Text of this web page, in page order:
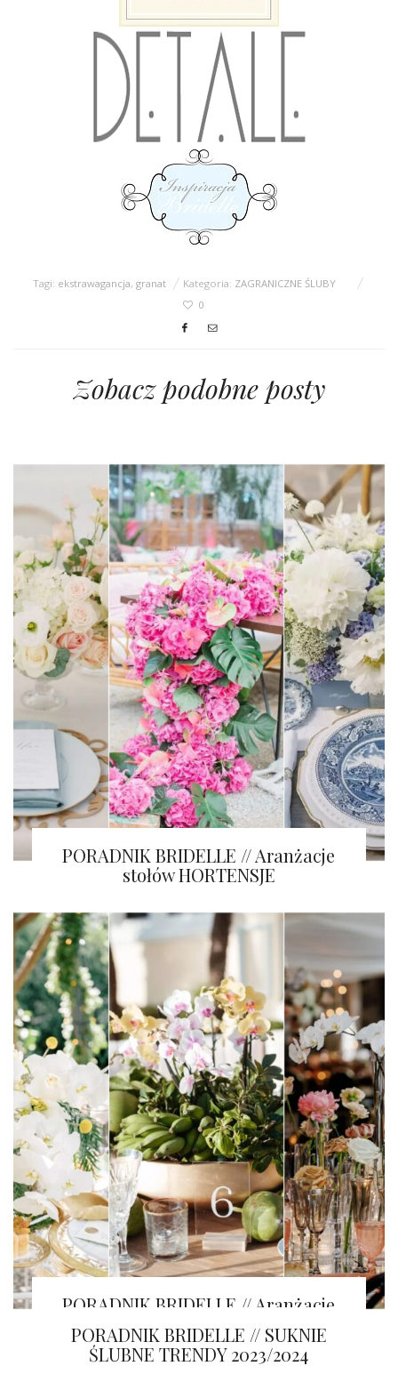
Tagi: ekstrawagancja,granat Kategoria: ZAGRANICZNE ŚLUBY
0
Zobacz podobne posty
PORADNIK BRIDELLE // Aranżacje
stołów HORTENSJE
PORADNIK BRIDELLE // Aranżacje
stołów STORCZYKI
PORADNIK BRIDELLE // SUKNIE
ŚLUBNE TRENDY 2023/2024